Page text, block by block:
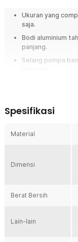
Ukuran yang
saja.
Bodi aluminium
panjang.
Selang pompa
Dilengkapi pedal
Overview
terutama ketika Anda
praktis dibawa dan
dengan desain mini
bodi aluminium kokoh
Desain Compact
Pompa sepeda
Spesifikasi
Material
Dimensi
Berat Bersih
Lain-lain